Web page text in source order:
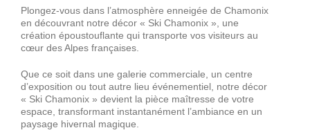
Spectacles
Techniques
Animations
Plongez-vous dans l’atmosphère enneigée de Chamonix
en découvrant notre décor « Ski Chamonix », une
création époustouflante qui transporte vos visiteurs au
cœur des Alpes françaises.
Que ce soit dans une galerie commerciale, un centre
d’exposition ou tout autre lieu événementiel, notre décor
« Ski Chamonix » devient la pièce maîtresse de votre
espace, transformant instantanément l’ambiance en un
paysage hivernal magique.